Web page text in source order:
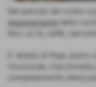
Nel periodo del vostro
gratuitamente
della
farvi un tè, caffè,
E' dotata di frigo, piano
microonde,
completamente